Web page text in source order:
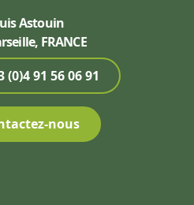
Astouin
FRANCE
(0)4 91 56 06 91
nous